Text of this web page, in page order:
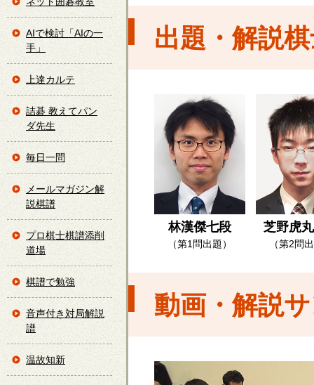
出題・解説
林漢傑七段
（第1問出題）
芝野虎
（第2問
動画・解説
AIで検討「AIの一
手」
上達カルテ
詰碁 教えてパン
ダ先生
毎日一問
メールマガジン解
説棋譜
プロ棋士棋譜添削
道場
棋譜で勉強
音声付き対局解説
譜
温故知新